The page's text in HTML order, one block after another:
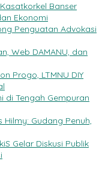
Banser
Ekonomi
Penguatan Advokasi
Web DAMANU, dan
Progo, LTMNU DIY
di Tengah Gempuran
Gudang Penuh,
Gelar Diskusi Publik